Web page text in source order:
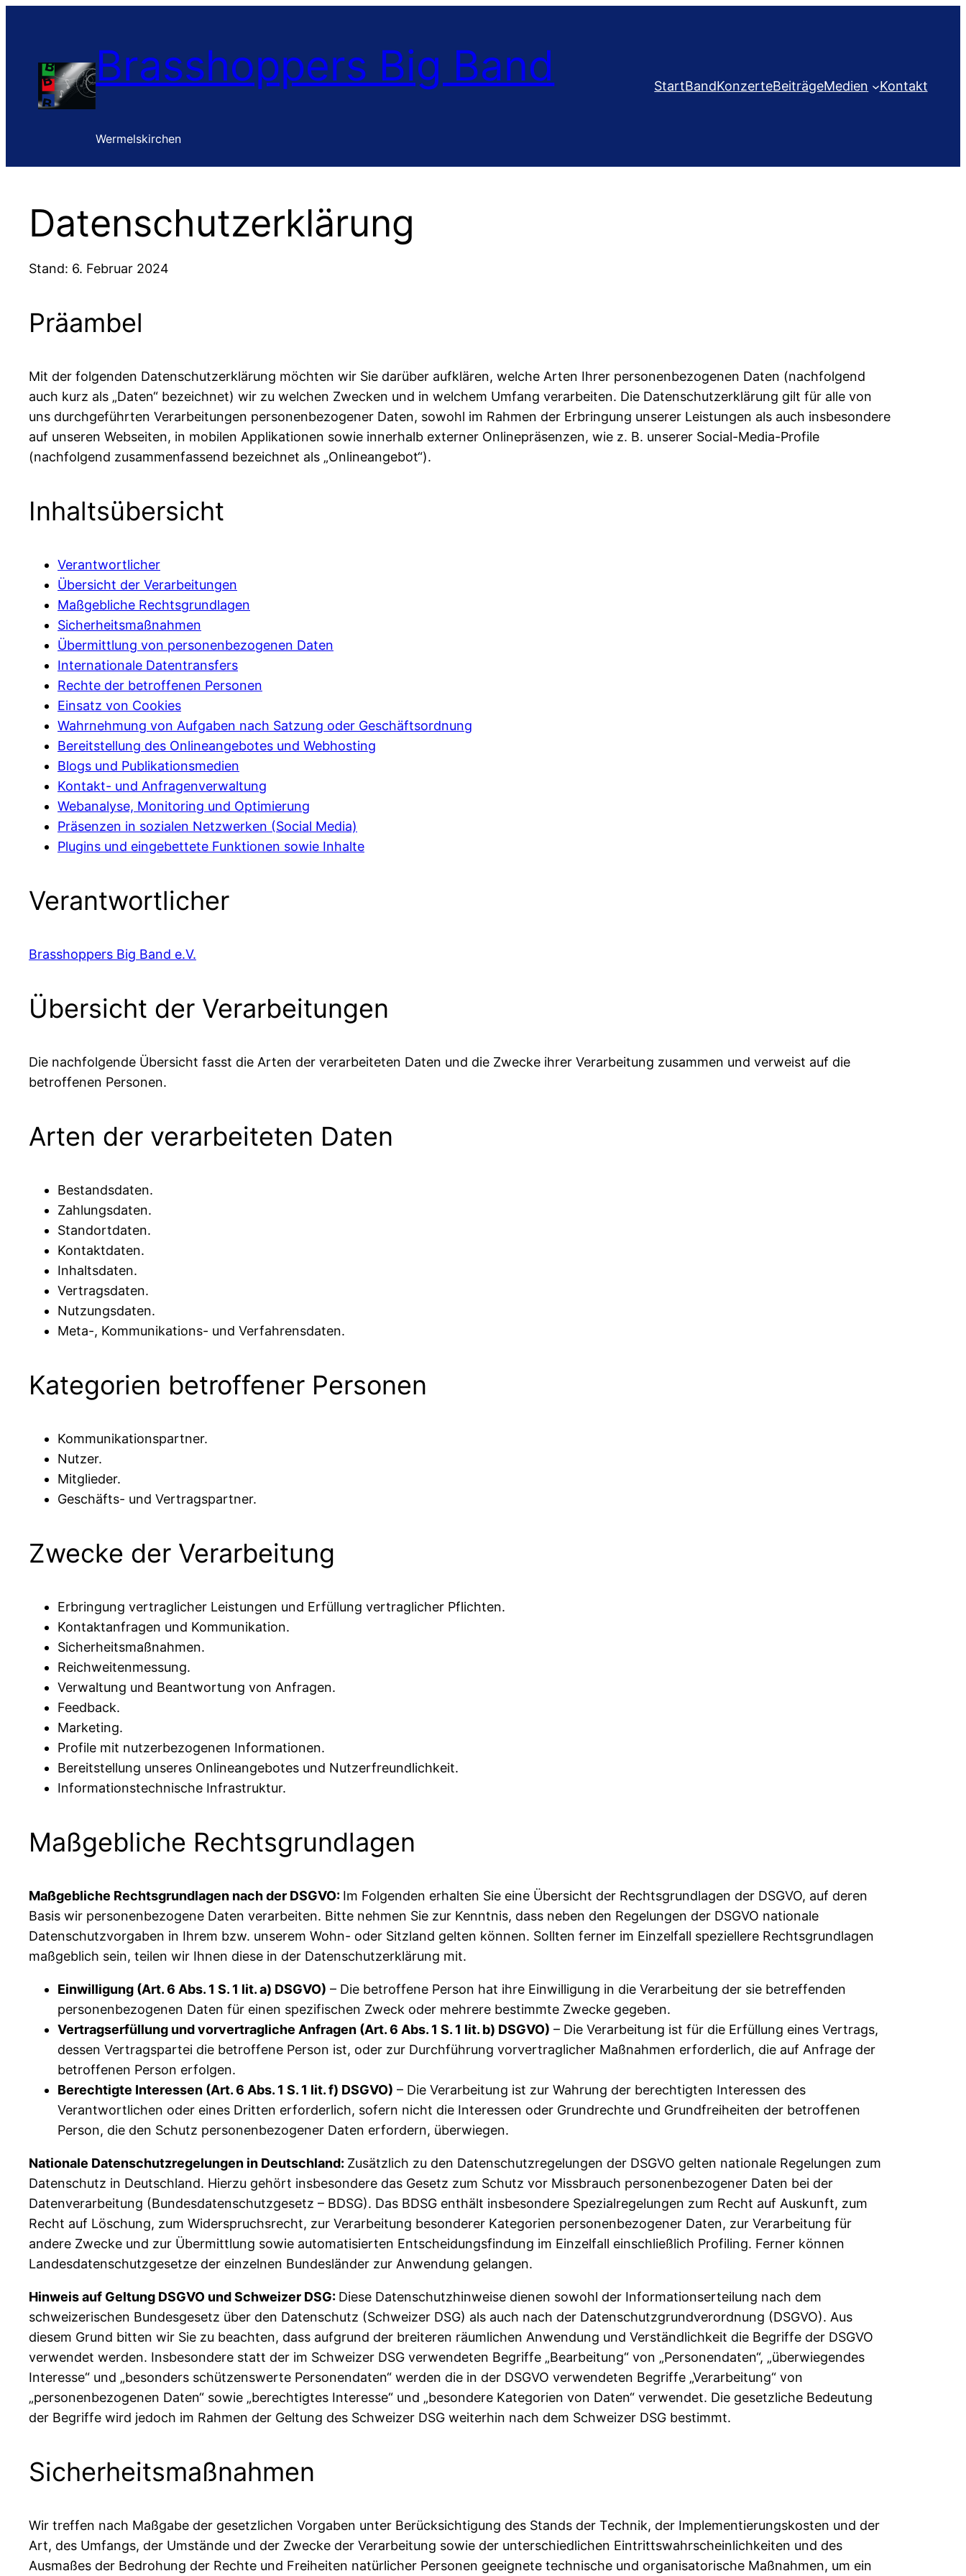
Brasshoppers Big Band
Wermelskirchen
StartBandKonzerteBeiträgeMedien Kontakt
Datenschutzerklärung
Stand: 6. Februar 2024
Präambel
Mit der folgenden Datenschutzerklärung möchten wir Sie darüber aufklären, welche Arten Ihrer personenbezogenen Daten (nachfolgend
auch kurz als „Daten“ bezeichnet) wir zu welchen Zwecken und in welchem Umfang verarbeiten. Die Datenschutzerklärung gilt für alle von
uns durchgeführten Verarbeitungen personenbezogener Daten, sowohl im Rahmen der Erbringung unserer Leistungen als auch insbesondere
auf unseren Webseiten, in mobilen Applikationen sowie innerhalb externer Onlinepräsenzen, wie z. B. unserer Social-Media-Profile
(nachfolgend zusammenfassend bezeichnet als „Onlineangebot“).
Inhaltsübersicht
Verantwortlicher
Übersicht der Verarbeitungen
Maßgebliche Rechtsgrundlagen
Sicherheitsmaßnahmen
Übermittlung von personenbezogenen Daten
Internationale Datentransfers
Rechte der betroffenen Personen
Einsatz von Cookies
Wahrnehmung von Aufgaben nach Satzung oder Geschäftsordnung
Bereitstellung des Onlineangebotes und Webhosting
Blogs und Publikationsmedien
Kontakt- und Anfragenverwaltung
Webanalyse, Monitoring und Optimierung
Präsenzen in sozialen Netzwerken (Social Media)
Plugins und eingebettete Funktionen sowie Inhalte
Verantwortlicher
Brasshoppers Big Band e.V.
Übersicht der Verarbeitungen
Die nachfolgende Übersicht fasst die Arten der verarbeiteten Daten und die Zwecke ihrer Verarbeitung zusammen und verweist auf die
betroffenen Personen.
Arten der verarbeiteten Daten
Bestandsdaten.
Zahlungsdaten.
Standortdaten.
Kontaktdaten.
Inhaltsdaten.
Vertragsdaten.
Nutzungsdaten.
Meta-, Kommunikations- und Verfahrensdaten.
Kategorien betroffener Personen
Kommunikationspartner.
Nutzer.
Mitglieder.
Geschäfts- und Vertragspartner.
Zwecke der Verarbeitung
Erbringung vertraglicher Leistungen und Erfüllung vertraglicher Pflichten.
Kontaktanfragen und Kommunikation.
Sicherheitsmaßnahmen.
Reichweitenmessung.
Verwaltung und Beantwortung von Anfragen.
Feedback.
Marketing.
Profile mit nutzerbezogenen Informationen.
Bereitstellung unseres Onlineangebotes und Nutzerfreundlichkeit.
Informationstechnische Infrastruktur.
Maßgebliche Rechtsgrundlagen
Maßgebliche Rechtsgrundlagen nach der DSGVO: Im Folgenden erhalten Sie eine Übersicht der Rechtsgrundlagen der DSGVO, auf deren
Basis wir personenbezogene Daten verarbeiten. Bitte nehmen Sie zur Kenntnis, dass neben den Regelungen der DSGVO nationale
Datenschutzvorgaben in Ihrem bzw. unserem Wohn- oder Sitzland gelten können. Sollten ferner im Einzelfall speziellere Rechtsgrundlagen
maßgeblich sein, teilen wir Ihnen diese in der Datenschutzerklärung mit.
Einwilligung (Art. 6 Abs. 1 S. 1 lit. a) DSGVO) – Die betroffene Person hat ihre Einwilligung in die Verarbeitung der sie betreffenden
personenbezogenen Daten für einen spezifischen Zweck oder mehrere bestimmte Zwecke gegeben.
Vertragserfüllung und vorvertragliche Anfragen (Art. 6 Abs. 1 S. 1 lit. b) DSGVO) – Die Verarbeitung ist für die Erfüllung eines Vertrags,
dessen Vertragspartei die betroffene Person ist, oder zur Durchführung vorvertraglicher Maßnahmen erforderlich, die auf Anfrage der
betroffenen Person erfolgen.
Berechtigte Interessen (Art. 6 Abs. 1 S. 1 lit. f) DSGVO) – Die Verarbeitung ist zur Wahrung der berechtigten Interessen des
Verantwortlichen oder eines Dritten erforderlich, sofern nicht die Interessen oder Grundrechte und Grundfreiheiten der betroffenen
Person, die den Schutz personenbezogener Daten erfordern, überwiegen.
Nationale Datenschutzregelungen in Deutschland: Zusätzlich zu den Datenschutzregelungen der DSGVO gelten nationale Regelungen zum
Datenschutz in Deutschland. Hierzu gehört insbesondere das Gesetz zum Schutz vor Missbrauch personenbezogener Daten bei der
Datenverarbeitung (Bundesdatenschutzgesetz – BDSG). Das BDSG enthält insbesondere Spezialregelungen zum Recht auf Auskunft, zum
Recht auf Löschung, zum Widerspruchsrecht, zur Verarbeitung besonderer Kategorien personenbezogener Daten, zur Verarbeitung für
andere Zwecke und zur Übermittlung sowie automatisierten Entscheidungsfindung im Einzelfall einschließlich Profiling. Ferner können
Landesdatenschutzgesetze der einzelnen Bundesländer zur Anwendung gelangen.
Hinweis auf Geltung DSGVO und Schweizer DSG: Diese Datenschutzhinweise dienen sowohl der Informationserteilung nach dem
schweizerischen Bundesgesetz über den Datenschutz (Schweizer DSG) als auch nach der Datenschutzgrundverordnung (DSGVO). Aus
diesem Grund bitten wir Sie zu beachten, dass aufgrund der breiteren räumlichen Anwendung und Verständlichkeit die Begriffe der DSGVO
verwendet werden. Insbesondere statt der im Schweizer DSG verwendeten Begriffe „Bearbeitung“ von „Personendaten“, „überwiegendes
Interesse“ und „besonders schützenswerte Personendaten“ werden die in der DSGVO verwendeten Begriffe „Verarbeitung“ von
„personenbezogenen Daten“ sowie „berechtigtes Interesse“ und „besondere Kategorien von Daten“ verwendet. Die gesetzliche Bedeutung
der Begriffe wird jedoch im Rahmen der Geltung des Schweizer DSG weiterhin nach dem Schweizer DSG bestimmt.
Sicherheitsmaßnahmen
Wir treffen nach Maßgabe der gesetzlichen Vorgaben unter Berücksichtigung des Stands der Technik, der Implementierungskosten und der
Art, des Umfangs, der Umstände und der Zwecke der Verarbeitung sowie der unterschiedlichen Eintrittswahrscheinlichkeiten und des
Ausmaßes der Bedrohung der Rechte und Freiheiten natürlicher Personen geeignete technische und organisatorische Maßnahmen, um ein